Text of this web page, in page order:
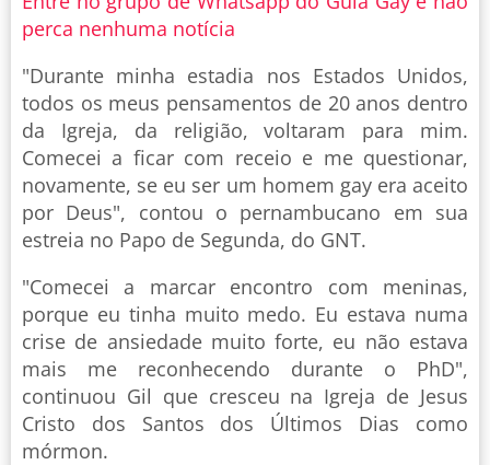
perca nenhuma notícia
"Durante minha estadia nos Estados Unidos,
todos os meus pensamentos de 20 anos dentro
da Igreja, da religião, voltaram para mim.
Comecei a ficar com receio e me questionar,
novamente, se eu ser um homem gay era aceito
por Deus", contou o pernambucano em sua
estreia no Papo de Segunda, do GNT.
"Comecei a marcar encontro com meninas,
porque eu tinha muito medo. Eu estava numa
crise de ansiedade muito forte, eu não estava
mais me reconhecendo durante o PhD",
continuou Gil que cresceu na Igreja de Jesus
Cristo dos Santos dos Últimos Dias como
mórmon.